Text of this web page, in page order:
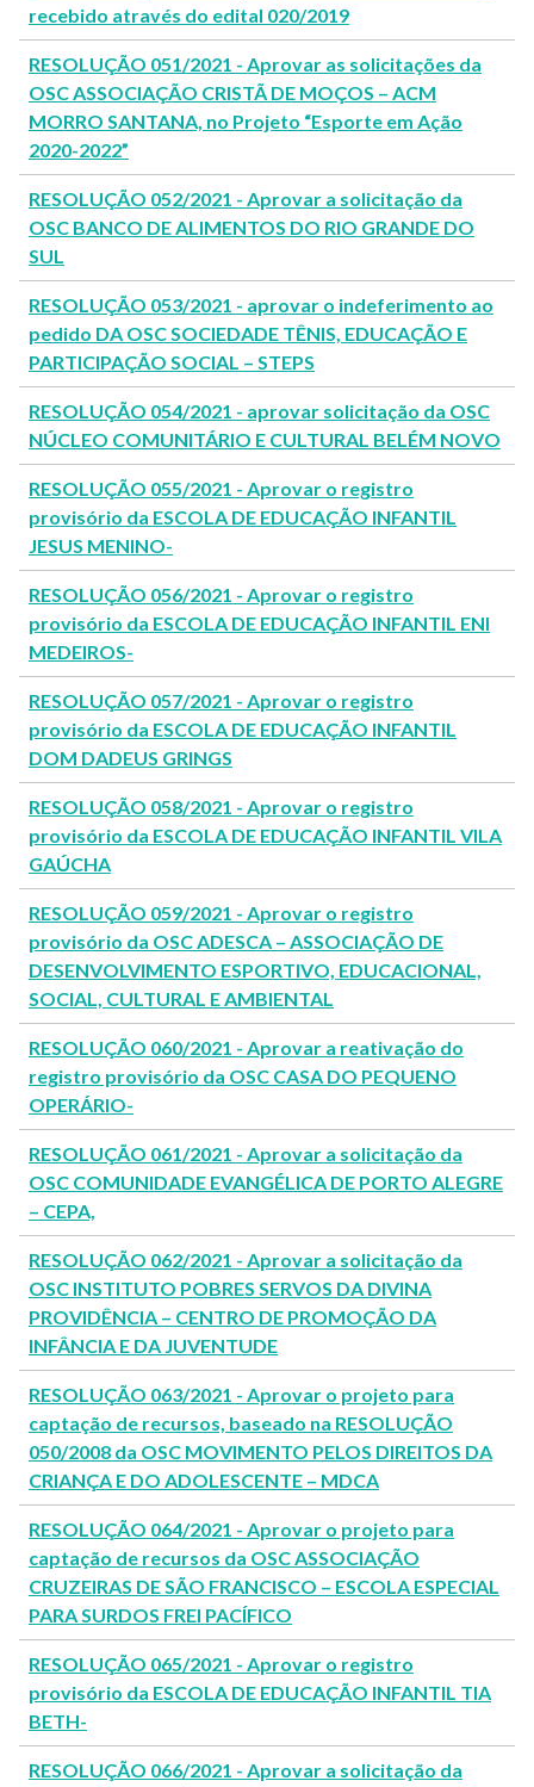
recebido através do edital 020/2019
RESOLUÇÃO 051/2021 - Aprovar as solicitações da
OSC ASSOCIAÇÃO CRISTÃ DE MOÇOS – ACM
MORRO SANTANA, no Projeto “Esporte em Ação
2020-2022”
RESOLUÇÃO 052/2021 - Aprovar a solicitação da
OSC BANCO DE ALIMENTOS DO RIO GRANDE DO
SUL
RESOLUÇÃO 053/2021 - aprovar o indeferimento ao
pedido DA OSC SOCIEDADE TÊNIS, EDUCAÇÃO E
PARTICIPAÇÃO SOCIAL – STEPS
RESOLUÇÃO 054/2021 - aprovar solicitação da OSC
NÚCLEO COMUNITÁRIO E CULTURAL BELÉM NOVO
RESOLUÇÃO 055/2021 - Aprovar o registro
provisório da ESCOLA DE EDUCAÇÃO INFANTIL
JESUS MENINO-
RESOLUÇÃO 056/2021 - Aprovar o registro
provisório da ESCOLA DE EDUCAÇÃO INFANTIL ENI
MEDEIROS-
RESOLUÇÃO 057/2021 - Aprovar o registro
provisório da ESCOLA DE EDUCAÇÃO INFANTIL
DOM DADEUS GRINGS
RESOLUÇÃO 058/2021 - Aprovar o registro
provisório da ESCOLA DE EDUCAÇÃO INFANTIL VILA
GAÚCHA
RESOLUÇÃO 059/2021 - Aprovar o registro
provisório da OSC ADESCA – ASSOCIAÇÃO DE
DESENVOLVIMENTO ESPORTIVO, EDUCACIONAL,
SOCIAL, CULTURAL E AMBIENTAL
RESOLUÇÃO 060/2021 - Aprovar a reativação do
registro provisório da OSC CASA DO PEQUENO
OPERÁRIO-
RESOLUÇÃO 061/2021 - Aprovar a solicitação da
OSC COMUNIDADE EVANGÉLICA DE PORTO ALEGRE
– CEPA,
RESOLUÇÃO 062/2021 - Aprovar a solicitação da
OSC INSTITUTO POBRES SERVOS DA DIVINA
PROVIDÊNCIA – CENTRO DE PROMOÇÃO DA
INFÂNCIA E DA JUVENTUDE
RESOLUÇÃO 063/2021 - Aprovar o projeto para
captação de recursos, baseado na RESOLUÇÃO
050/2008 da OSC MOVIMENTO PELOS DIREITOS DA
CRIANÇA E DO ADOLESCENTE – MDCA
RESOLUÇÃO 064/2021 - Aprovar o projeto para
captação de recursos da OSC ASSOCIAÇÃO
CRUZEIRAS DE SÃO FRANCISCO – ESCOLA ESPECIAL
PARA SURDOS FREI PACÍFICO
RESOLUÇÃO 065/2021 - Aprovar o registro
provisório da ESCOLA DE EDUCAÇÃO INFANTIL TIA
BETH-
RESOLUÇÃO 066/2021 - Aprovar a solicitação da